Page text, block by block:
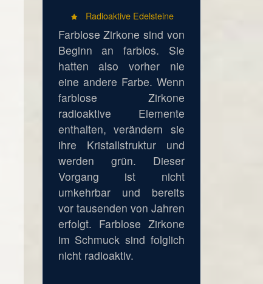
Radioaktive Edelsteine
Farblose Zirkone sind von
Beginn an farblos. Sie
hatten also vorher nie
eine andere Farbe. Wenn
farblose Zirkone
radioaktive Elemente
enthalten, verändern sie
ihre Kristallstruktur und
werden grün. Dieser
Vorgang ist nicht
umkehrbar und bereits
vor tausenden von Jahren
erfolgt. Farblose Zirkone
im Schmuck sind folglich
nicht radioaktiv.